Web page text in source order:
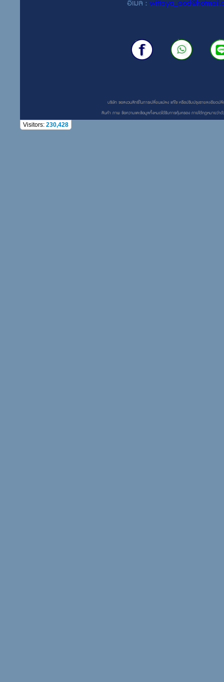
อีเมล :
บริษัท ขอสงวนสิทธิ์ในการเปลี่ยนแปลง แก้ไข หรือปรับปรุงรายละเอียด
สินค้า ภาพ ข้อความและข้อมูลทั้งหมดได้รับการคุ้มครอง ภายใต้กฎหมายว่
Visitors: 230,428